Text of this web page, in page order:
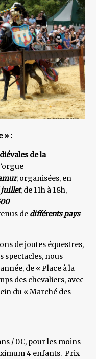
» :
de la
, organisées, en
juillet, de 11h à 18h,
de différents pays
de joutes équestres,
spectacles, nous
de « Place à la
des chevaliers, avec
du « Marché des
/ 0€, pour les moins
4 enfants. Prix